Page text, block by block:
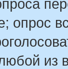
опрос
из